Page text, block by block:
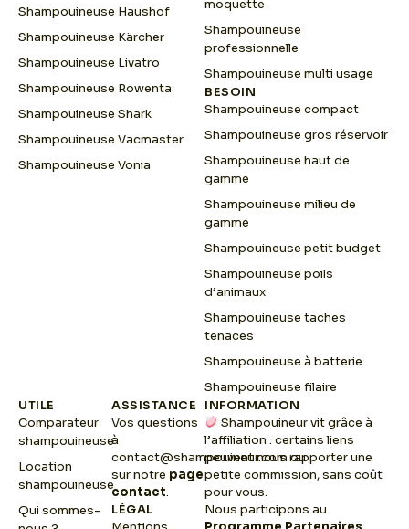
Shampouineuse Haushof
Shampouineuse Kärcher
Shampouineuse Livatro
Shampouineuse Rowenta
Shampouineuse Shark
Shampouineuse Vacmaster
Shampouineuse Vonia
moquette
Shampouineuse
professionnelle
Shampouineuse multi usage
BESOIN
Shampouineuse compact
Shampouineuse gros réservoir
Shampouineuse haut de
gamme
Shampouineuse milieu de
gamme
Shampouineuse petit budget
Shampouineuse poils
d’animaux
Shampouineuse taches
tenaces
Shampouineuse à batterie
Shampouineuse filaire
UTILE
Comparateur
shampouineuse
Location
shampouineuse
Qui sommes-
ASSISTANCE
Vos questions
à
contact@shampouineur.comou
sur notre page
contact.
LÉGAL
INFORMATION
Shampouineur vit grâce à
l’affiliation : certains liens
peuvent nous rapporter une
petite commission, sans coût
pour vous.
Nous participons au